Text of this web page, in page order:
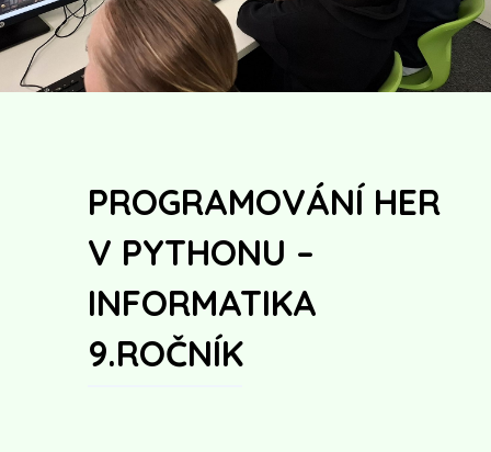
PROGRAMOVÁNÍ HER
V PYTHONU –
INFORMATIKA
9.ROČNÍK